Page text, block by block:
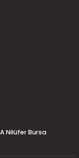
Nilüfer Bursa